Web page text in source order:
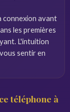
avant
les premières
L'intuition
sentir en
téléphone à